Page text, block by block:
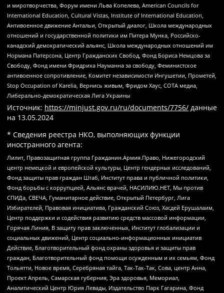
и миротворчества, Форум имени Льва Копелева, American Councils for
International Education, Cultural Vistas, Institute of International Education,
Антивоенное движение Антальи, Открытый диалог, Школа международных
отношений и государственной политики им Питера Мунка, Российско-
канадский демократический альянс, Школа международных отношений им
Нормана Патерсона, Центр Гражданских Свобод, Фонд Бориса Немцова за
Свободу, Фонд имени Фридриха Науманна за свободу, Феминистское
антивоенное сопротивление, Комитет независимости Ингушетии, Прометей,
Stop Occupation of Karelia, Вернись живым, Фридом Хаус, СОТА медиа,
Либерально-демократическая Лига Украины
Источник: https://minjust.gov.ru/ru/documents/7756/ данные
на 13.05.2024
* Сведения реестра НКО, выполняющих функции
иностранного агента:
Лилит, Правозащитная группа Гражданин.Армия.Право, Нижегородский
центр немецкой и европейской культуры, Центр гендерных исследований,
Фонд защиты прав граждан Штаб, Институт права и публичной политики,
Фонд борьбы с коррупцией, Альянс врачей, НАСИЛИЮ.НЕТ, Мы против
СПИДа, СВЕЧА, Гуманитарное действие, Открытый Петербург, Лига
Избирателей, Правовая инициатива, Гражданский Союз, Хасдей Ерушалаим,
Центр поддержки и содействия развитию средств массовой информации,
Горячая Линия, В защиту прав заключенных, Институт глобализации и
социальных движений, Центр социально-информационных инициатив
Действие, Благотворительный фонд охраны здоровья и защиты прав
граждан, Благотворительный фонд помощи осужденным и их семьям, Фонд
Тольятти, Новое время, Серебряная тайга, Так-Так-Так, Сова, центр Анна,
Проект Апрель, Самарская губерния, Эра здоровья, Мемориал,
Аналитический Центр Юрия Левады, Издательство Парк Гагарина, Фонд